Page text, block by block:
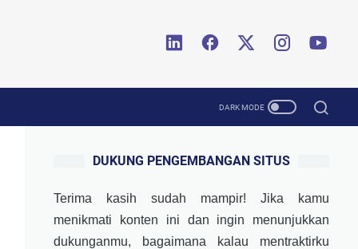
DUKUNG PENGEMBANGAN SITUS
Terima kasih sudah mampir! Jika kamu
menikmati konten ini dan ingin menunjukkan
dukunganmu, bagaimana kalau mentraktirku